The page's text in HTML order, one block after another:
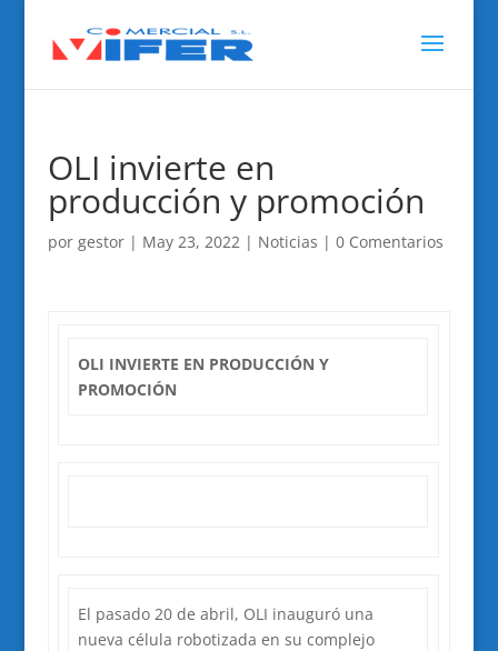
OLI invierte en
producción y promoción
por gestor| May 23, 2022| Noticias | 0 Comentarios
OLI INVIERTE EN PRODUCCIÓN Y
PROMOCIÓN
El pasado 20 de abril, OLI inauguró una
nueva célula robotizada en su complejo